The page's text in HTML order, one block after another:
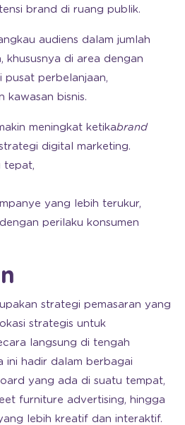
brand di ruang publik.
audiens dalam jumlah
khususnya di area dengan
pusat perbelanjaan,
kawasan bisnis.
meningkat ketikabrand
digital marketing.
tepat,
yang lebih terukur,
perilaku konsumen
strategi pemasaran yang
strategis untuk
langsung di tengah
ini hadir dalam berbagai
yang ada di suatu tempat,
furniture advertising, hingga
lebih kreatif dan interaktif.